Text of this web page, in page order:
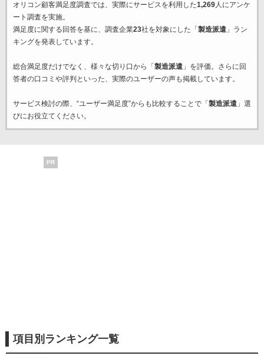
オリコン顧客満足度調査では、実際にサービスを利用した1,269人にアンケ
ート調査を実施。
満足度に関する回答を基に、調査企業23社を対象にした「 製造派遣」ラン
キングを発表しています。
総合満足度だけでなく、様々な切り口から「 製造派遣」を評価。さらに回
答者の口コミや評判といった、実際のユーザーの声も掲載しています。
サービス検討の際、“ユーザー満足度”からも比較することで「 製造派遣」選
びにお役立てください。
PR
項目別ランキング一覧